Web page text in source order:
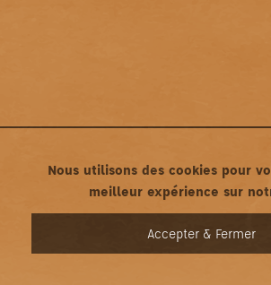
Mentions légales•Politique de
Nous utilisons des cookies pour
meilleur expérience sur
Accepter & Fermer